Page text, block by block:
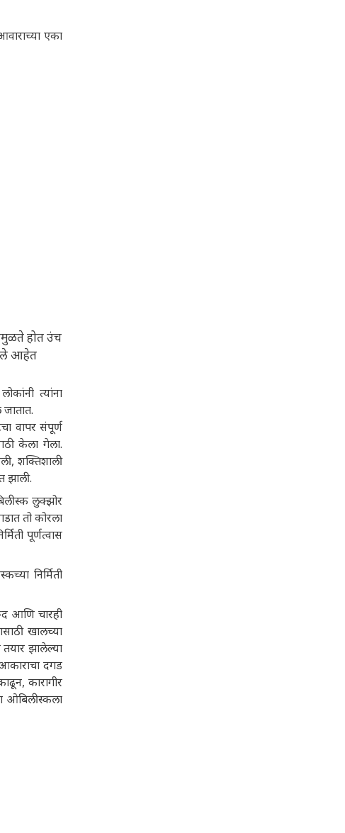
एका
होत उंच
आहेत
त्यांना
वापर संपूर्ण
केला गेला.
शक्तिशाली
झाली.
लुक्झोर
तो कोरला
पूर्णत्वास
निर्मिती
आणि चारही
खालच्या
झालेल्या
दगड
कारागीर
ओबिलीस्कला